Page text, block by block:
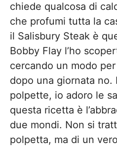
chiede qualcosa di
che profumi tutta la
il Salisbury Steak è
Bobby Flay l’ho
cercando un modo
dopo una giornata no.
polpette, io adoro le
questa ricetta è
due mondi. Non si
polpetta, ma di un